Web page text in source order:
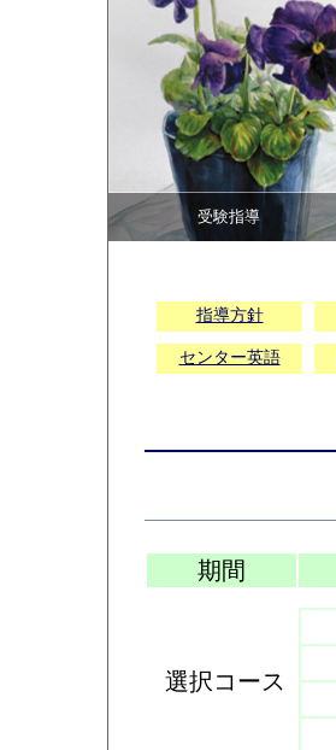
受験指導
指導方針
センター英語
期間
選択コース